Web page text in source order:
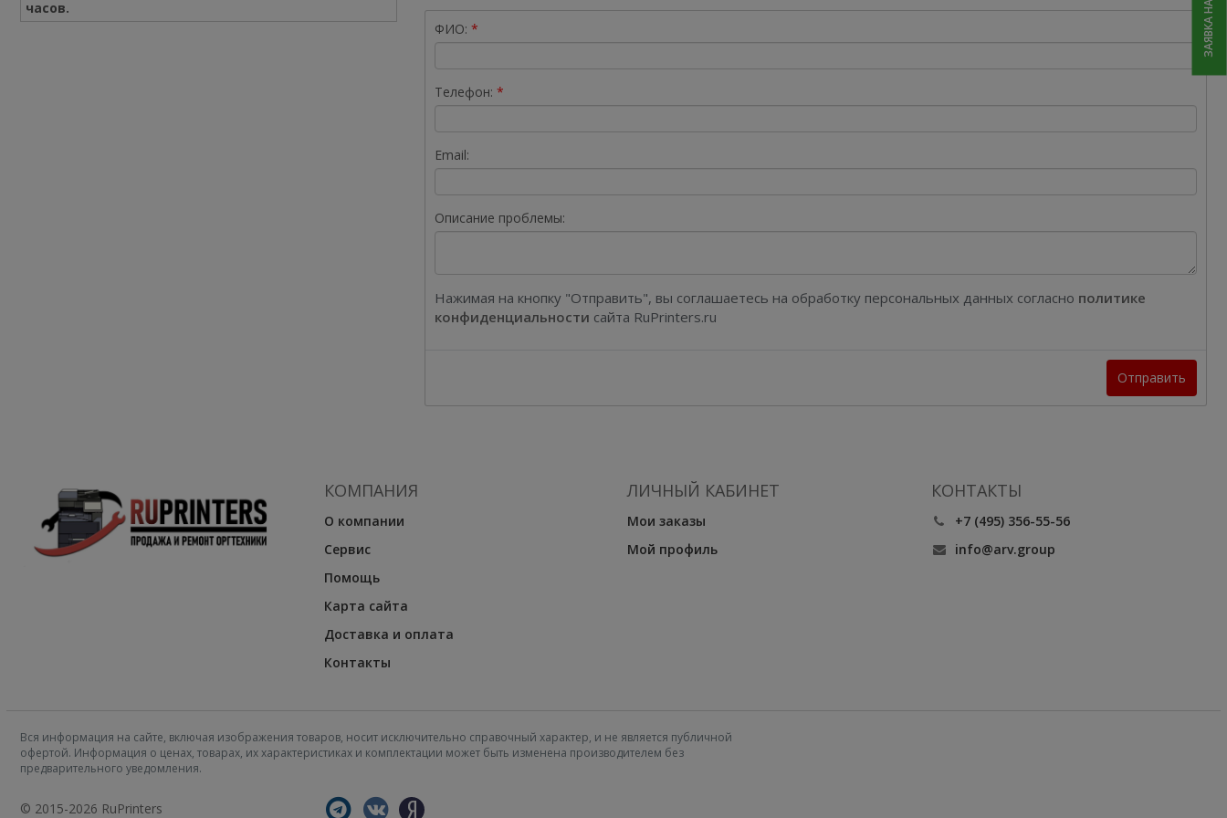
часов.
ФИО:
Телефон:
Email:
Описание проблемы:
Нажимая на кнопку "Отправить", вы соглашаетесь на обработку персональных данных согласно политике
конфиденциальности сайта RuPrinters.ru
Отправить
КОМПАНИЯ
О компании
Сервис
Помощь
Карта сайта
Доставка и оплата
Контакты
ЛИЧНЫЙ КАБИНЕТ
Мои заказы
Мой профиль
КОНТАКТЫ
+7 (495) 356-55-56
info@arv.group
Вся информация на сайте, включая изображения товаров, носит исключительно справочный характер, и не является публичной
офертой. Информация о ценах, товарах, их характеристиках и комплектации может быть изменена производителем без
предварительного уведомления.
© 2015-2026 RuPrinters